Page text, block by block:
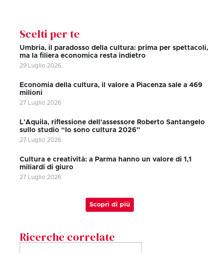
Scelti per te
Umbria, il paradosso della cultura: prima per spettacoli,
ma la filiera economica resta indietro
29 Luglio 2026
Economia della cultura, il valore a Piacenza sale a 469
milioni
27 Luglio 2026
L’Aquila, riflessione dell’assessore Roberto Santangelo
sullo studio “Io sono cultura 2026”
27 Luglio 2026
Cultura e creatività: a Parma hanno un valore di 1,1
miliardi di giuro
27 Luglio 2026
Scopri di più
Ricerche correlate